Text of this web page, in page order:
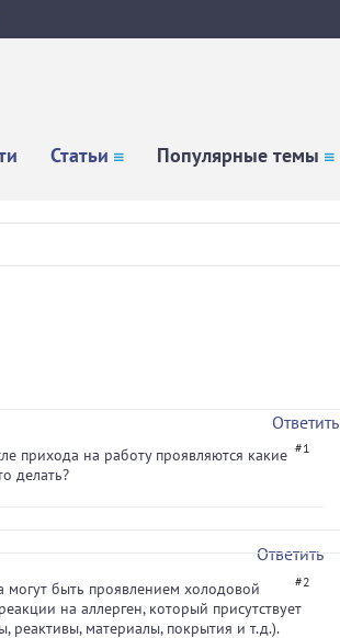
Статьи Популярные темы
Ответить
#1
прихода на работу проявляются какие
делать?
Ответить
#2
могут быть проявлением холодовой
на аллерген, который присутствует
реактивы, материалы, покрытия и т.д.).